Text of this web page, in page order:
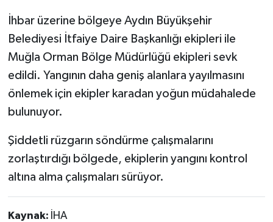
İhbar üzerine bölgeye Aydın Büyükşehir
Belediyesi İtfaiye Daire Başkanlığı ekipleri ile
Muğla Orman Bölge Müdürlüğü ekipleri sevk
edildi. Yangının daha geniş alanlara yayılmasını
önlemek için ekipler karadan yoğun müdahalede
bulunuyor.
Şiddetli rüzgarın söndürme çalışmalarını
zorlaştırdığı bölgede, ekiplerin yangını kontrol
altına alma çalışmaları sürüyor.
Kaynak: İHA